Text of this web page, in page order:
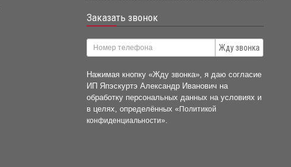
Заказать звонок
Жду звонка
Нажимая кнопку «Жду звонка», я даю согласие
ИП Япэскуртэ Александр Иванович на
обработку персональных данных на условиях и
в целях, определённых«Политикой
конфиденциальности»